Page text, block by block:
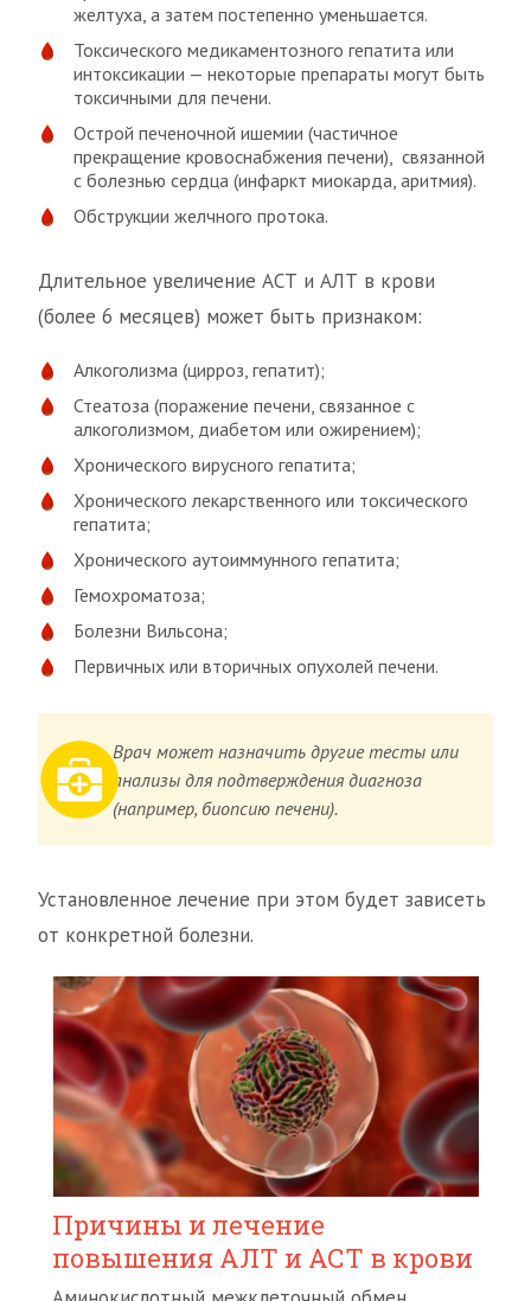
желтуха, а затем постепенно уменьшается.
Токсического медикаментозного гепатита или
интоксикации — некоторые препараты могут быть
токсичными для печени.
Острой печеночной ишемии (частичное
прекращение кровоснабжения печени), связанной
с болезнью сердца (инфаркт миокарда, аритмия).
Обструкции желчного протока.
Длительное увеличение АСТ и АЛТ в крови
(более 6 месяцев) может быть признаком:
Алкоголизма (цирроз, гепатит);
Стеатоза (поражение печени, связанное с
алкоголизмом, диабетом или ожирением);
Хронического вирусного гепатита;
Хронического лекарственного или токсического
гепатита;
Хронического аутоиммунного гепатита;
Гемохроматоза;
Болезни Вильсона;
Первичных или вторичных опухолей печени.
Врач может назначить другие тесты или
анализы для подтверждения диагноза
(например, биопсию печени).
Установленное лечение при этом будет зависеть
от конкретной болезни.
Причины и лечение
повышения АЛТ и АСТ в крови